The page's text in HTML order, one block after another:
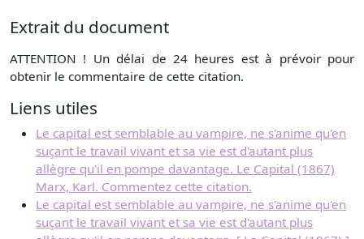
Extrait du document
ATTENTION ! Un délai de 24 heures est à prévoir pour
obtenir le commentaire de cette citation.
Liens utiles
Le capital est semblable au vampire, ne s'anime qu'en
suçant le travail vivant et sa vie est d'autant plus
allègre qu'il en pompe davantage. Le Capital (1867)
Marx, Karl. Commentez cette citation.
Le capital est semblable au vampire, ne s'anime qu'en
suçant le travail vivant et sa vie est d'autant plus